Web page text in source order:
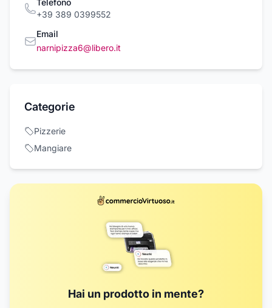
+39 389 0399552
Email
narnipizza6@libero.it
Categorie
Pizzerie
Mangiare
Hai un prodotto in mente?